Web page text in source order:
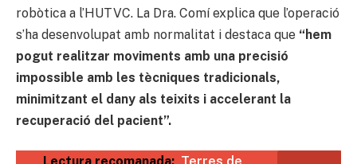
robòtica a l’HUTVC. La Dra. Comí explica que l’operació
s’ha desenvolupat amb normalitat i destaca que “hem
pogut realitzar moviments amb una precisió
impossible amb les tècniques tradicionals,
minimitzant el dany als teixits i accelerant la
recuperació del pacient”.